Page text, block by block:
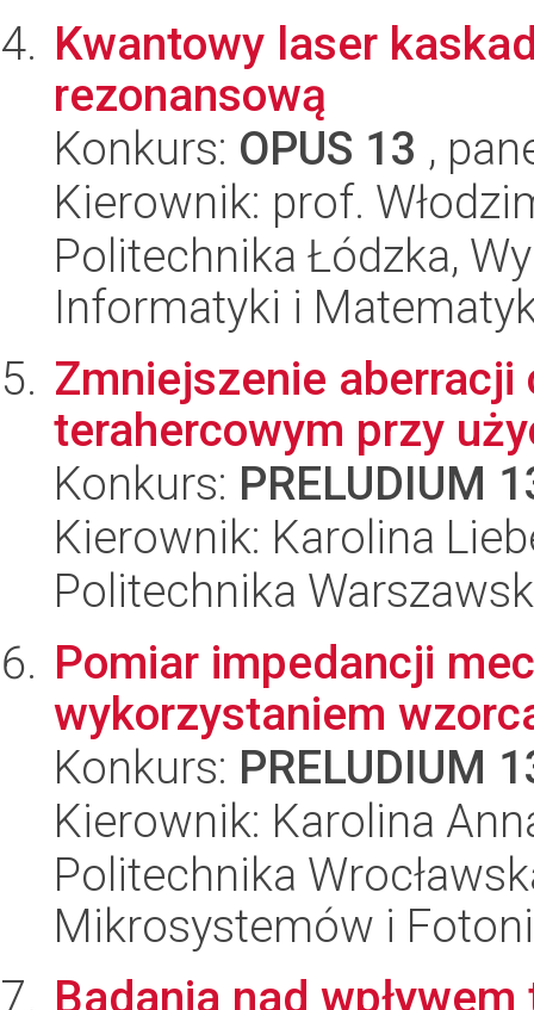
Kwantowy laser
rezonansową
Konkurs: OPUS 13 ,
Kierownik: prof.
Politechnika Łódzka,
Informatyki i
Zmniejszenie
terahercowym przy
Konkurs: PRELUDIUM
Kierownik: Karolina
Politechnika
Pomiar impedancji
wykorzystaniem
Konkurs: PRELUDIUM
Kierownik: Karolina
Politechnika
Mikrosystemów i
Badania nad